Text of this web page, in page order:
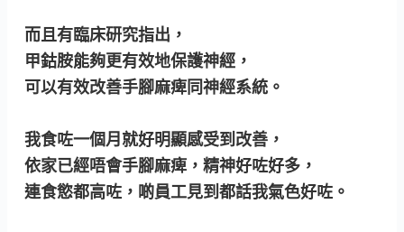
而且有臨床研究指出，
甲鈷胺能夠更有效地保護神經，
可以有效改善手腳麻痺同神經系統。
我食咗一個月就好明顯感受到改善，
依家已經唔會手腳麻痺，精神好咗好多，
連食慾都高咗，啲員工見到都話我氣色好咗。